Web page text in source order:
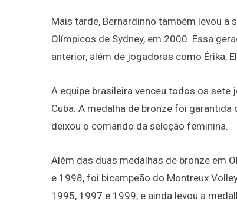
Mais tarde, Bernardinho também levou
Olímpicos de Sydney, em 2000. Essa
anterior, além de jogadoras como Érika,
A equipe brasileira venceu todos os
Cuba. A medalha de bronze foi
deixou o comando da seleção feminina.
Além das duas medalhas de bronze em
e 1998, foi bicampeão do Montreux
1995, 1997 e 1999, e ainda levou a